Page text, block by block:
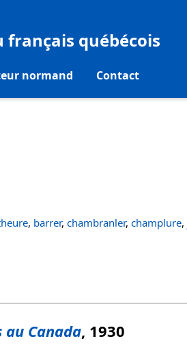
français québécois
normand Contact
, barrer, chambranler, champlure,
Canada, 1930